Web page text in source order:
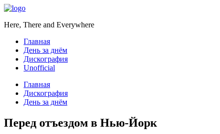
Here, There and Everywhere
Главная
День за днём
Дискография
Unofficial
Главная
Дискография
День за днём
Перед отъездом в Нью-Йорк